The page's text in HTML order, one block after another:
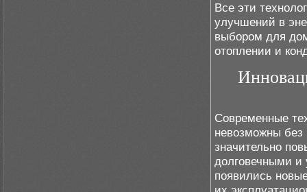
Все эти
улучшений в
выбором для
отоплении и
Современные
невозможны
значительно
долговечными и
появились